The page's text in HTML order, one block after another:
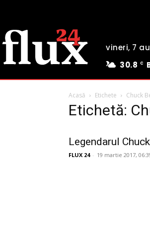
vineri, 7
30.8 C
Acasă Etichete Chuck
Etichetă:
Legendarul
FLUX 24 - 19 martie 2017,